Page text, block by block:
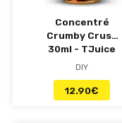
Concentré
Crumby Crush
30ml - TJuice
DIY
12.90€